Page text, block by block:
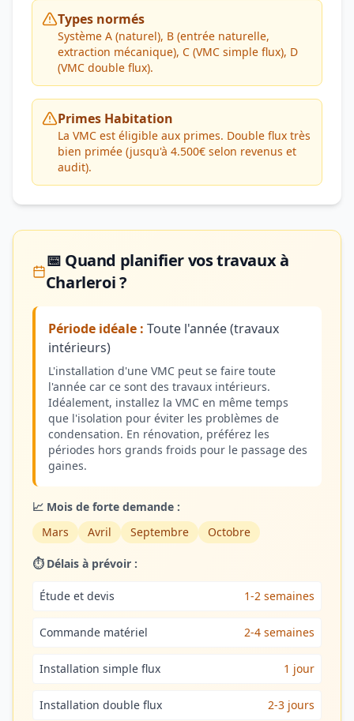
Types normés
Système A (naturel), B (entrée naturelle,
extraction mécanique), C (VMC simple flux), D
(VMC double flux).
Primes Habitation
La VMC est éligible aux primes. Double flux très
bien primée (jusqu'à 4.500€ selon revenus et
audit).
📅 Quand planifier vos travaux à
Charleroi ?
Période idéale : Toute l'année (travaux
intérieurs)
L'installation d'une VMC peut se faire toute
l'année car ce sont des travaux intérieurs.
Idéalement, installez la VMC en même temps
que l'isolation pour éviter les problèmes de
condensation. En rénovation, préférez les
périodes hors grands froids pour le passage des
gaines.
📈 Mois de forte demande :
Mars
Avril Septembre Octobre
⏱️ Délais à prévoir :
Étude et devis 1-2 semaines
Commande matériel 2-4 semaines
Installation simple flux 1 jour
Installation double flux 2-3 jours